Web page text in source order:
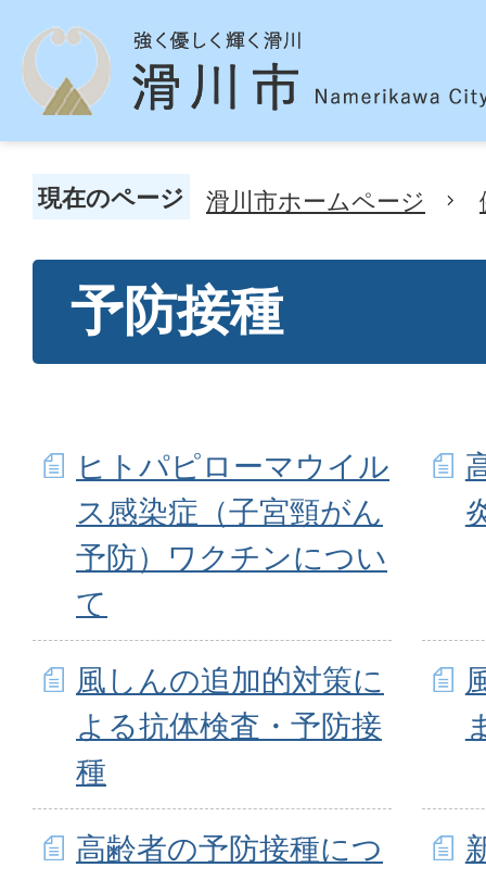
現在のページ 滑川市ホームページ
予防接種
ヒトパピローマウイル
ス感染症（子宮頸がん
予防）ワクチンについ
て
風しんの追加的対策に
よる抗体検査・予防接
種
高齢者の予防接種につ